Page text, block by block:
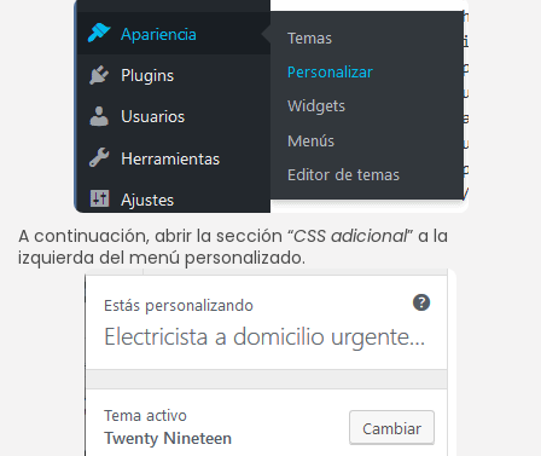
A continuación, abrir la sección “CSS adicional” a la
izquierda del menú personalizado.